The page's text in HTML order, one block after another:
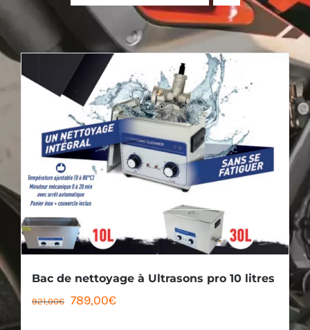
Bac de nettoyage à Ultrasons pro 10 litres
921,00€ Le
789,00€Le